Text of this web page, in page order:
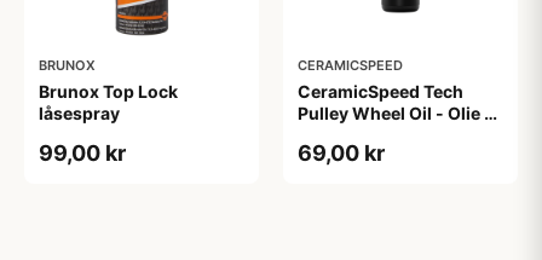
BRUNOX
Brunox Top Lock
låsespray
99,00 kr
CERAMICSPEED
CeramicSpeed Tech
Pulley Wheel Oil - Olie -
69,00 kr